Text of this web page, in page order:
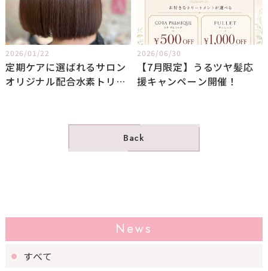
2026/01/22
定期ケアに選ばれるサロン
オリジナル配合水素トリー
2026/06/30
【7月限定】うるツヤ髪応
援キャンペーン開催！
Back
News
すべて